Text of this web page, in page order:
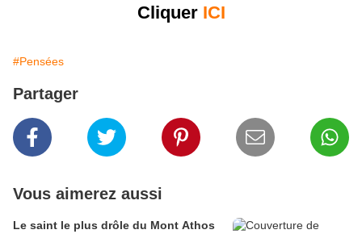
Cliquer ICI
#Pensées
Partager
Vous aimerez aussi
Le saint le plus drôle du Mont Athos